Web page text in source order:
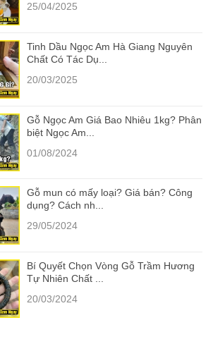
25/04/2025
Tinh Dầu Ngọc Am Hà Giang Nguyên
Chất Có Tác Dụ...
20/03/2025
Gỗ Ngọc Am Giá Bao Nhiêu 1kg? Phân
biệt Ngọc Am...
01/08/2024
Gỗ mun có mấy loại? Giá bán? Công
dụng? Cách nh...
29/05/2024
Bí Quyết Chọn Vòng Gỗ Trầm Hương
Tự Nhiên Chất ...
20/03/2024